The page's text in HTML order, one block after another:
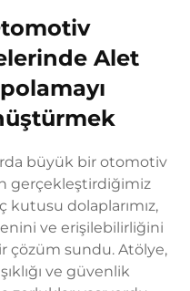
Alet
büyük bir otomotiv
gerçekleştirdiğimiz
kutusu dolaplarımız,
ve erişilebilirliğini
çözüm sundu. Atölye,
ve güvenlik